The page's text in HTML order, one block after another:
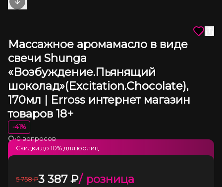
Next slide
Массажное аромамасло в виде
свечи Shunga
«Возбуждение.Пьянящий
шоколад»(Excitation.Chocolate),
170мл | Erross интернет магазин
товаров 18+
-41%
Загрузка
•0 вопросов
5 758 ₽3 387₽/ розница
Скидки до 10% для юрлиц